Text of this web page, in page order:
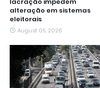
lacração impedem
alteração em sistemas
eleitorais
August 05, 2026